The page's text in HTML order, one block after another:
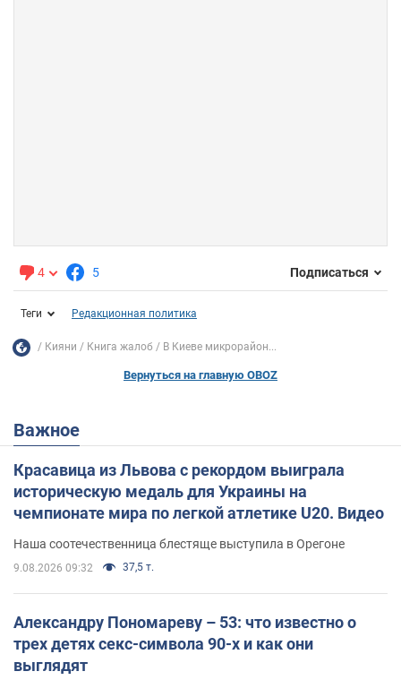
4 5 Подписаться
Теги Редакционная политика
Кияни Книга жалоб В Киеве микрорайон...
Вернуться на главную OBOZ
Важное
Красавица из Львова с рекордом выиграла
историческую медаль для Украины на
чемпионате мира по легкой атлетике U20. Видео
Наша соотечественница блестяще выступила в Орегоне
9.08.2026 09:32 37,5 т.
Александру Пономареву – 53: что известно о
трех детях секс-символа 90-х и как они
выглядят